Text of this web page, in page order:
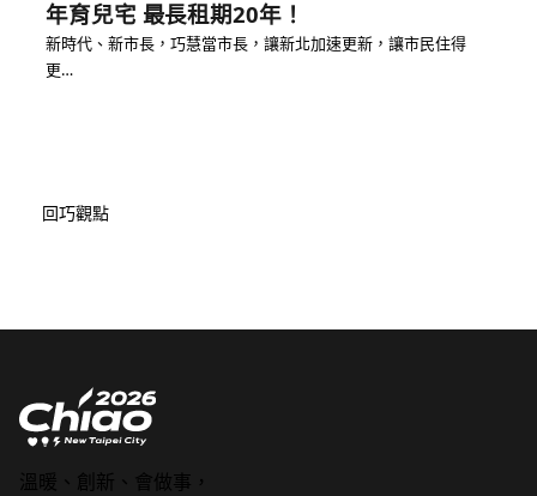
年育兒宅 最長租期20年！
新時代、新市長，巧慧當市長，讓新北加速更新，讓市民住得
更…
回巧觀點
溫暖、創新、會做事，